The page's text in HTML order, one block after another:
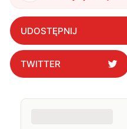
UDOSTĘPNIJ
TWITTER